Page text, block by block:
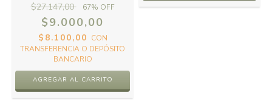
$27.147,00 67% OFF
$9.000,00
$8.100,00 CON
TRANSFERENCIA O DEPÓSITO
BANCARIO
AGREGAR AL CARRITO